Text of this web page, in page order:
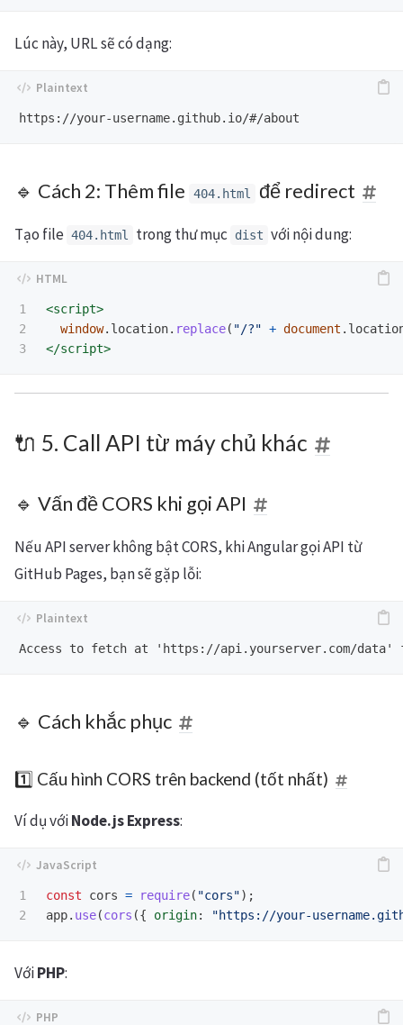
Lúc này, URL sẽ có dạng:
🔹 Cách 2: Thêm file 404.html để redirect
Tạo file 404.html trong thư mục dist với nội dung:
1
2
<script>
window. location. replace( "/?" + document .
</script>
🔌 5. Call API từ máy chủ khác
🔹 Vấn đề CORS khi gọi API
Nếu API server không bật CORS, khi Angular gọi API từ
GitHub Pages, bạn sẽ gặp lỗi:
🔹 Cách khắc phục
1️⃣ Cấu hình CORS trên backend (tốt nhất)
Ví dụ vớiNode.js Express:
1
const cors = require( "cors");
app. use(cors ({ origin: "https://your-
VớiPHP: